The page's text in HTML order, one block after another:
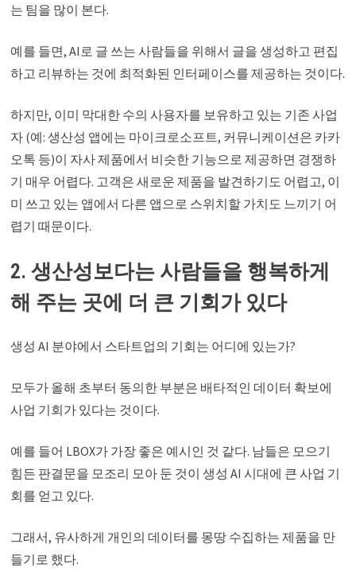
는 팀을 많이 본다.
예를 들면, AI로 글 쓰는 사람들을 위해서 글을 생성하고 편집
하고 리뷰하는 것에 최적화된 인터페이스를 제공하는 것이다.
하지만, 이미 막대한 수의 사용자를 보유하고 있는 기존 사업
자 (예: 생산성 앱에는 마이크로소프트, 커뮤니케이션은 카카
오톡 등)이 자사 제품에서 비슷한 기능으로 제공하면 경쟁하
기 매우 어렵다. 고객은 새로운 제품을 발견하기도 어렵고, 이
미 쓰고 있는 앱에서 다른 앱으로 스위치할 가치도 느끼기 어
렵기 때문이다.
2. 생산성보다는 사람들을 행복하게
해 주는 곳에 더 큰 기회가 있다
생성 AI 분야에서 스타트업의 기회는 어디에 있는가?
모두가 올해 초부터 동의한 부분은 배타적인 데이터 확보에
사업 기회가 있다는 것이다.
예를 들어 LBOX가 가장 좋은 예시인 것 같다. 남들은 모으기
힘든 판결문을 모조리 모아 둔 것이 생성 AI 시대에 큰 사업 기
회를 얻고 있다.
그래서, 유사하게 개인의 데이터를 몽땅 수집하는 제품을 만
들기로 했다.